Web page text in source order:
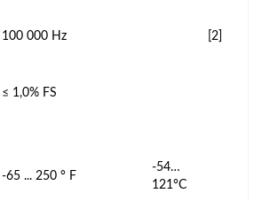
100 000 Hz [2]
≤ 1,0% FS
-65 ... 250 ° F
-54…
121°C